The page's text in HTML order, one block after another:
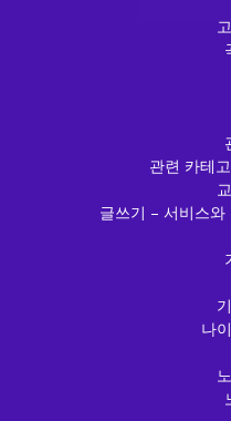
관련 카테
글쓰기 – 서비스
나